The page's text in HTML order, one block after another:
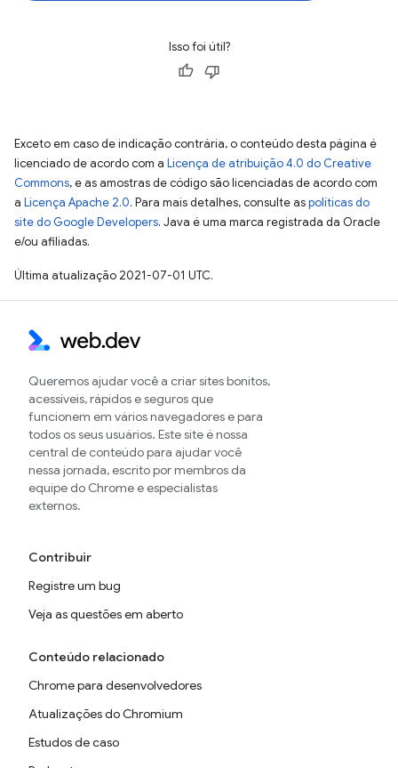
Isso foi útil?
Exceto em caso de indicação contrária, o conteúdo desta página é
licenciado de acordo com a Licença de atribuição 4.0 do Creative
Commons, e as amostras de código são licenciadas de acordo com
a Licença Apache 2.0. Para mais detalhes, consulte aspolíticas do
site do Google Developers. Java é uma marca registrada da Oracle
e/ou afiliadas.
Última atualização 2021-07-01 UTC.
Queremos ajudar você a criar sites bonitos,
acessíveis, rápidos e seguros que
funcionem em vários navegadores e para
todos os seus usuários. Este site é nossa
central de conteúdo para ajudar você
nessa jornada, escrito por membros da
equipe do Chrome e especialistas
externos.
Contribuir
Registre um bug
Veja as questões em aberto
Conteúdo relacionado
Chrome para desenvolvedores
Atualizações do Chromium
Estudos de caso